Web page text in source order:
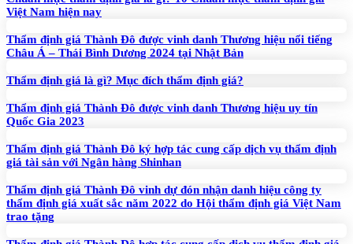
Việt Nam hiện nay
Thẩm định giá Thành Đô được vinh danh Thương hiệu nổi tiếng
Châu Á – Thái Bình Dương 2024 tại Nhật Bản
Thẩm định giá là gì? Mục đích thẩm định giá?
Thẩm định giá Thành Đô được vinh danh Thương hiệu uy tín
Quốc Gia 2023
Thẩm định giá Thành Đô ký hợp tác cung cấp dịch vụ thẩm định
giá tài sản với Ngân hàng Shinhan
Thẩm định giá Thành Đô vinh dự đón nhận danh hiệu công ty
thẩm định giá xuất sắc năm 2022 do Hội thẩm định giá Việt Nam
trao tặng